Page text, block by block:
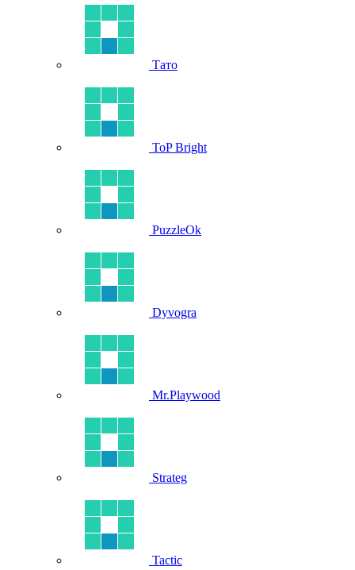
Тато
ToP Bright
PuzzleOk
Dyvogra
Mr.Playwood
Strateg
Tactic